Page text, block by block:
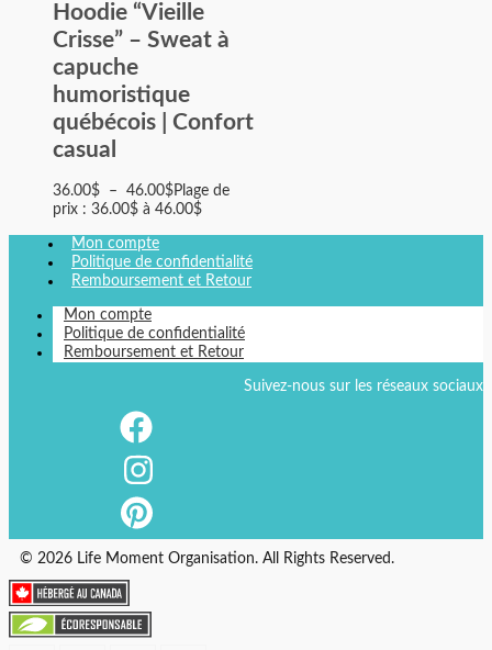
Hoodie “Vieille
Crisse” – Sweat à
capuche
humoristique
québécois | Confort
casual
36.00$ – 46.00$Plage de
prix : 36.00$ à 46.00$
Mon compte
Politique de confidentialité
Remboursement et Retour
Mon compte
Politique de confidentialité
Remboursement et Retour
Suivez-nous sur les réseaux sociaux
© 2026 Life Moment Organisation. All Rights Reserved.